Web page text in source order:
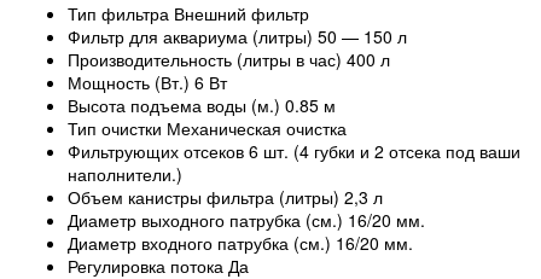
Тип фильтра Внешний фильтр
Фильтр для аквариума (литры) 50 — 150 л
Производительность (литры в час) 400 л
Мощность (Вт.) 6 Вт
Высота подъема воды (м.) 0.85 м
Тип очистки Механическая очистка
Фильтрующих отсеков 6 шт. (4 губки и 2 отсека под ваши
наполнители.)
Объем канистры фильтра (литры) 2,3 л
Диаметр выходного патрубка (см.) 16/20 мм.
Диаметр входного патрубка (см.) 16/20 мм.
Регулировка потока Да